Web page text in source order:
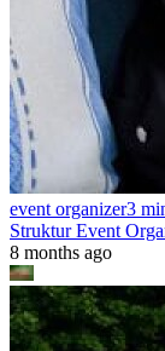
event organizer3
Struktur Event
8 months ago